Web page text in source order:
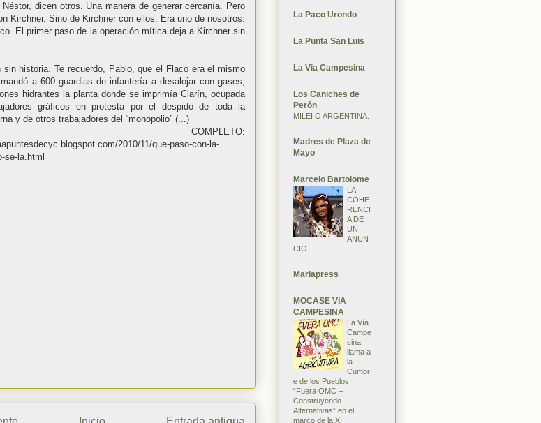
Néstor, dicen otros. Una manera de generar cercanía. Pero
Kirchner. Sino de Kirchner con ellos. Era uno de nosotros.
El primer paso de la operación mítica deja a Kirchner sin
sin historia. Te recuerdo, Pablo, que el Flaco era el mismo
a 600 guardias de infantería a desalojar con gases,
hidrantes la planta donde se imprimía Clarín, ocupada
gráficos en protesta por el despido de toda la
y de otros trabajadores del “monopolio” (...)
COMPLETO:
2010/11/que-paso-con-la-
se-la.html
La Paco Urondo
La Punta San Luis
La Via Campesina
Los Caniches de
Perón
MILEI O ARGENTINA.
Madres de Plaza de
Mayo
Marcelo Bartolome
LA
COHE
RENCI
A DE
UN
ANUN
CIO
Mariapress
MOCASE VIA
CAMPESINA
La Vía
Campe
sina
llama a
la
Cumbr
e de los Pueblos
“Fuera OMC –
Construyendo
Alternativas” en el
marco de la XI